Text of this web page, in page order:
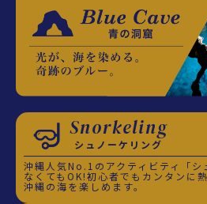
Snorkeling
シュノーケリング
沖縄人気No.1のアクティビティ「シ
なくてもOK!初心者でもカンタンに
沖縄の海を楽しめます。